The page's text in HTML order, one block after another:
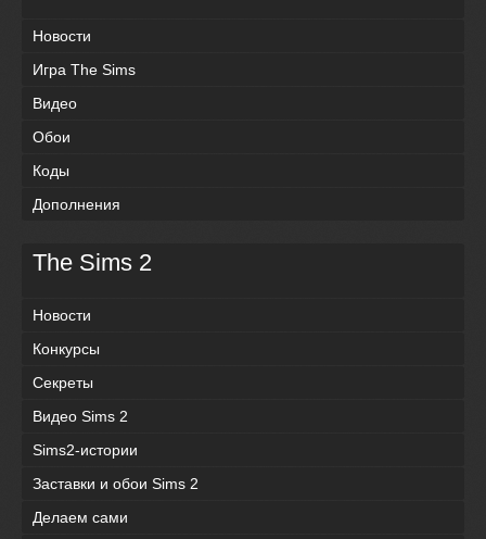
Новости
Игра The Sims
Видео
Обои
Коды
Дополнения
The Sims 2
Новости
Конкурсы
Секреты
Видео Sims 2
Sims2-истории
Заставки и обои Sims 2
Делаем сами